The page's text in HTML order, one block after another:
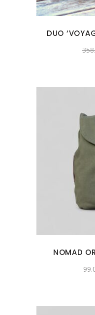
DUO
NOMAD